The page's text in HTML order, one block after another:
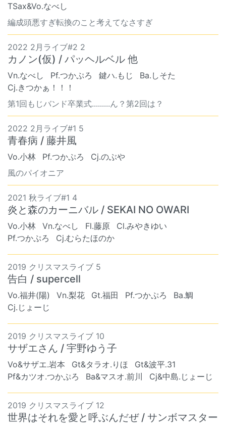
TSax&Vo.なべし
編成頭悪すぎ転換のこと考えてなさすぎ
2022 2月ライブ#2 2
カノン(仮) / パッヘルベル 他
Vn.なべし Pf.つかぷろ 鍵ハ.もじ
Ba.しそた
Cj.きつかぁ！！！
第1回もじバンド卒業式.........ん？第2回は？
2022 2月ライブ#1 5
青春病 / 藤井風
Vo.小林 Pf.つかぷろ
Cj.のぶや
風のパイオニア
2021 秋ライブ#1 4
炎と森のカーニバル / SEKAI NO OWARI
Vo.小林 Vn.なべし Fl.藤原
Cl.みやきゆい
Pf.つかぷろ
Cj.むらたほのか
2019 クリスマスライブ 5
告白 / supercell
Vo.福井(陽) Vn.梨花 Gt.福田 Pf.つかぷろ
Ba.鯛
Cj.じょーじ
2019 クリスマスライブ 10
サザエさん / 宇野ゆう子
Vo&サザエ.岩本 Gt&タラオ.りほ
Gt&波平.31
Pf&カツオ.つかぷろ
Ba&マスオ.前川 Cj&中島.じょーじ
2019 クリスマスライブ 12
世界はそれを愛と呼ぶんだぜ / サンボマスター